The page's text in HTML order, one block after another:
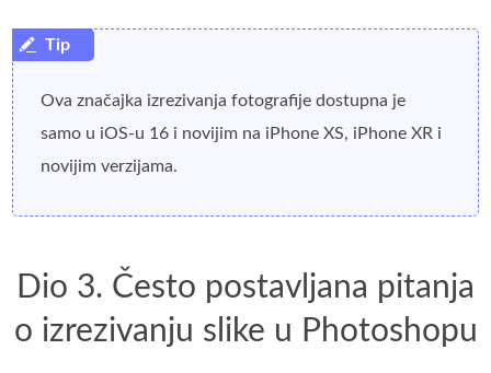
Ova značajka izrezivanja fotografije dostupna je
samo u iOS-u 16 i novijim na iPhone XS, iPhone XR i
novijim verzijama.
Dio 3. Često postavljana pitanja
o izrezivanju slike u Photoshopu